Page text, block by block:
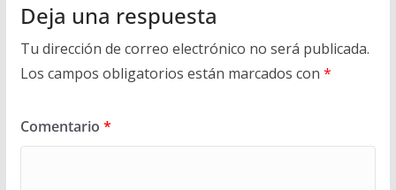
Deja una respuesta
Tu dirección de correo electrónico no será publicada.
Los campos obligatorios están marcados con *
Comentario *